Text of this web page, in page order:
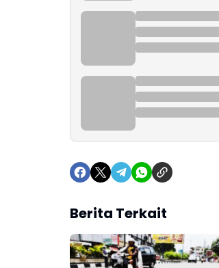
Berita Terkait